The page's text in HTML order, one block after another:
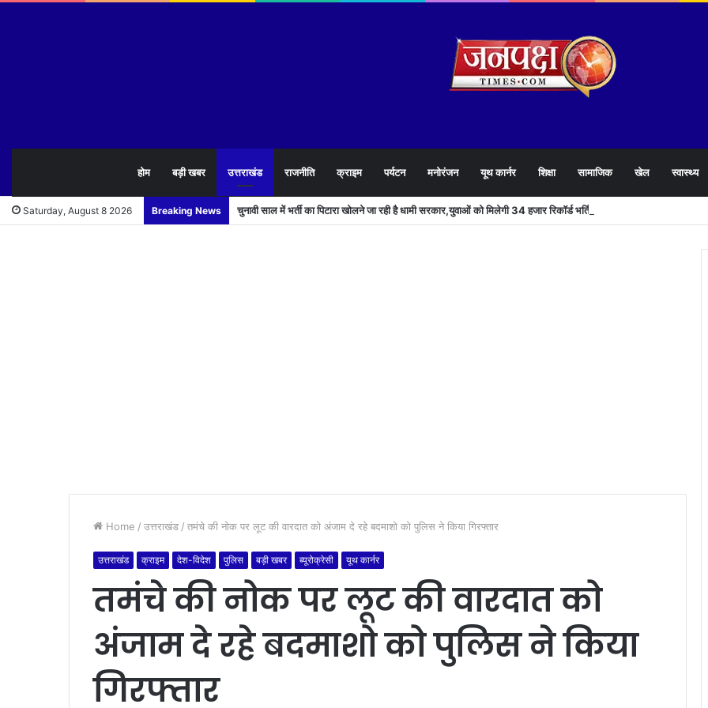
होम बड़ी खबर उत्तराखंड राजनीति क्राइम पर्यटन मनोरंजन यूथ कार्नर शिक्षा सामाजिक खेल स्वास्थ्य
Saturday, August 8 2026 Breaking News चुनावी साल में भर्ती का पिटारा खोलने जा रही है धामी सरकार,युवाओं को मिलेगी 34 हजार रिकॉर्ड भर्तियों की सौगात
Home / उत्तराखंड / तमंचे की नोक पर लूट की वारदात को अंजाम दे रहे बदमाशो को पुलिस ने किया गिरफ्तार
उत्तराखंड क्राइम देश-विदेश पुलिस बड़ी खबर ब्यूरोक्रेसी यूथ कार्नर
तमंचे की नोक पर लूट की वारदात को
अंजाम दे रहे बदमाशो को पुलिस ने किया
गिरफ्तार